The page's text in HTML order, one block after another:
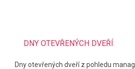
DNY OTEVŘENÝCH DVEŘÍ
Dny otevřených dveří z pohledu